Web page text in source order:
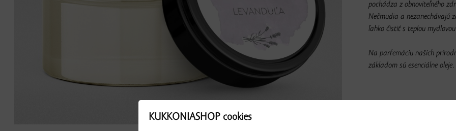
pochádza z obnoviteľného
Nečmudia a nezanechávajú
ľahko čistiť s teplou
Na parfemáciu našich
základom sú esenciálne
KUKKONIASHOP cookies